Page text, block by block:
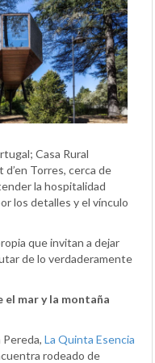
Casa Rural
d’en Torres, cerca de
la hospitalidad
los detalles y el vínculo
que invitan a dejar
de lo verdaderamente
el mar y la montaña
La Quinta Esencia
rodeado de